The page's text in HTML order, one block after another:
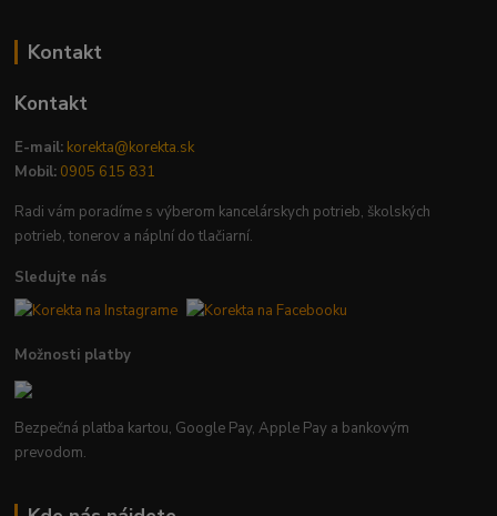
Kontakt
Kontakt
E-mail: korekta@korekta.sk
Mobil: 0905 615 831
Radi vám poradíme s výberom kancelárskych potrieb, školských
potrieb, tonerov a náplní do tlačiarní.
Sledujte nás
Možnosti platby
Bezpečná platba kartou, Google Pay, Apple Pay a bankovým
prevodom.